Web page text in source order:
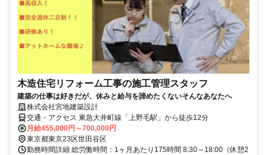
木造住宅リフォーム工事の施工管理スタッフ
建築の仕事は好きだが、休みと給与を諦めたくないそんなあなたへ
株式会社宮地建築設計
交通・アクセス 東急大井町線「上野毛駅」から徒歩12分
月給455,000円～700,000円
東京都東京23区世田谷区
勤務時間詳細 総労働時間：1ヶ月あたり175時間 8:30～18:00（休憩2